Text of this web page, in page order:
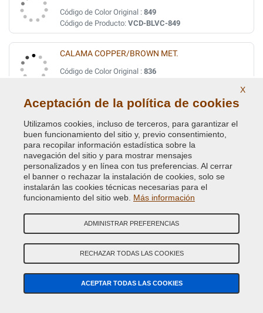
Código de Color Original : 849
Código de Producto: VCD-BLVC-849
CALAMA COPPER/BROWN MET.
Código de Color Original : 836
CALAMA COPPER/BROWN MET.
Código de Color Original :
Código de Producto: VCD-BLVC-BAB
CAMARGUE RED MET.
Código de Color Original :2372
Código de Producto:VCD-BLVC-2372
CAPRICE MICA MET.(L.ROVER) UMQ
Código de Color Original : 533
CARIBBEAN BLUE MET.
X
Aceptación de la política de cookies
Utilizamos cookies, incluso de terceros, para garantizar el
buen funcionamiento del sitio y, previo consentimiento,
para recopilar información estadística sobre la
navegación del sitio y para mostrar mensajes
personalizados y en línea con tus preferencias. Al cerrar
el banner o rechazar la instalación de cookies, solo se
instalarán las cookies técnicas necesarias para el
funcionamiento del sitio web. Más información
ADMINISTRAR PREFERENCIAS
RECHAZAR TODAS LAS COOKIES
ACEPTAR TODAS LAS COOKIES